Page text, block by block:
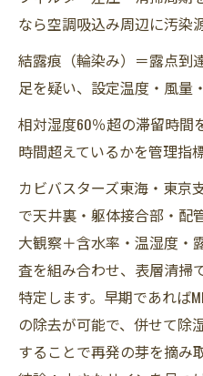
なら空調吸込み周辺に汚染
結露痕（輪染み）＝露点到
足を疑い、設定温度・風量
相対湿度60％超の滞留時間
時間超えているかを管理指
カビバスターズ東海・東京
で天井裏・躯体接合部・配
大観察＋含水率・温湿度・
査を組み合わせ、表層清掃
特定します。早期であれば
の除去が可能で、併せて除
することで再発の芽を摘み